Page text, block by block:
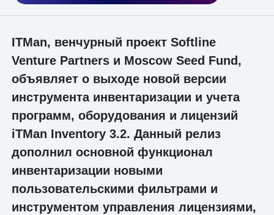
ITMan, венчурный проект Softline
Venture Partners и Moscow Seed Fund,
объявляет о выходе новой версии
инструмента инвентаризации и учета
программ, оборудования и лицензий
iTMan Inventory 3.2. Данный релиз
дополнил основной функционал
инвентаризации новыми
пользовательскими фильтрами и
инструментом управления лицензиями,